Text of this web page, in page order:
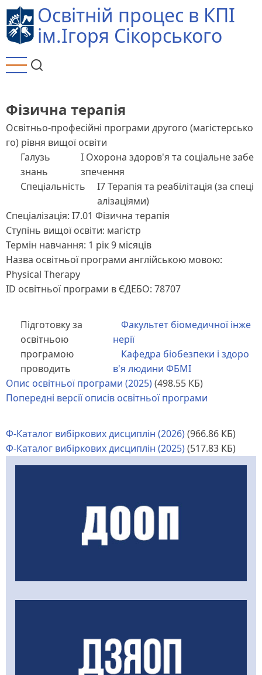
Перейти
до
основного
Освітній процес в КПІ
ім.Ігоря Сікорського
Фізична терапія
Освітньо-професійні програми другого (магістерсько
го) рівня вищої освіти
Галузь
знань
I Охорона здоров'я та соціальне забе
зпечення
Спеціальність
I7 Терапія та реабілітація (за спеці
алізаціями)
Спеціалізація: I7.01 Фізична терапія
Ступінь вищої освіти: магістр
Термін навчання: 1 рік 9 місяців
Назва освітньої програми англійською мовою:
Physical Therapy
ID освітньої програми в ЄДЕБО: 78707
Підготовку за
освітньою
програмою
проводить
Факультет біомедичної інже
нерії
Кафедра біобезпеки і здоро
в'я людини ФБМІ
Опис освітньої програми (2025)(498.55 КБ)
Попередні версії описів освітньої програми
Ф-Каталог вибіркових дисциплін (2026)(966.86 КБ)
Ф-Каталог вибіркових дисциплін (2025)(517.83 КБ)